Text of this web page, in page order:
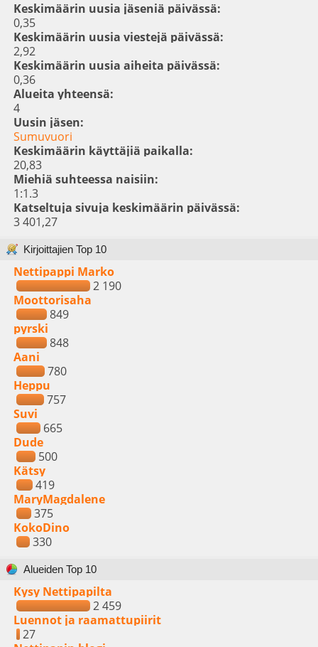
Keskimäärin uusia jäseniä päivässä:
0,35
Keskimäärin uusia viestejä päivässä:
2,92
Keskimäärin uusia aiheita päivässä:
0,36
Alueita yhteensä:
4
Uusin jäsen:
Sumuvuori
Keskimäärin käyttäjiä paikalla:
20,83
Miehiä suhteessa naisiin:
1:1.3
Katseltuja sivuja keskimäärin päivässä:
3 401,27
Kirjoittajien Top 10
Nettipappi Marko
2 190
Moottorisaha
849
pyrski
848
Aani
780
Heppu
757
Suvi
665
Dude
500
Kätsy
419
MaryMagdalene
375
KokoDino
330
Alueiden Top 10
Kysy Nettipapilta
2 459
Luennot ja raamattupiirit
27